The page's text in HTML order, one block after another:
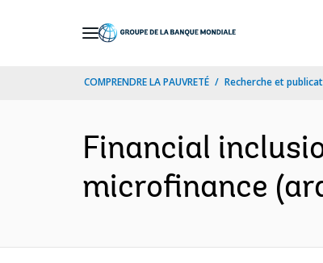
COMPRENDRE LA PAUVRETÉ Recherche et
Financial
microfinance